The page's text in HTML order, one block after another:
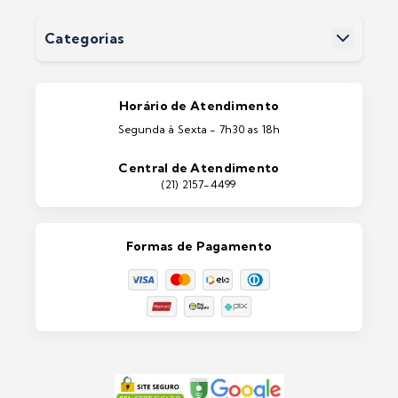
Entrega
Categorias
Portas e Janelas
Máquinas e Equipamentos
Lixeiras e Contentores
Horário de Atendimento
Segunda à Sexta - 7h30 as 18h
Central de Atendimento
(21) 2157-4499
Formas de Pagamento